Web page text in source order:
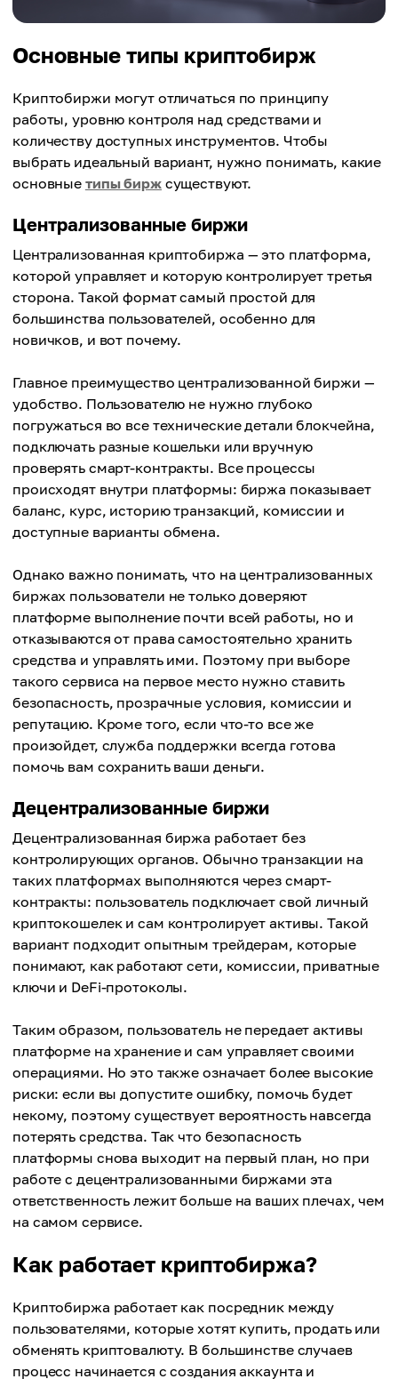
Основные типы криптобирж
Криптобиржи могут отличаться по принципу
работы, уровню контроля над средствами и
количеству доступных инструментов. Чтобы
выбрать идеальный вариант, нужно понимать, какие
основные типы биржсуществуют.
Централизованные биржи
Централизованная криптобиржа — это платформа,
которой управляет и которую контролирует третья
сторона. Такой формат самый простой для
большинства пользователей, особенно для
новичков, и вот почему.
Главное преимущество централизованной биржи —
удобство. Пользователю не нужно глубоко
погружаться во все технические детали блокчейна,
подключать разные кошельки или вручную
проверять смарт-контракты. Все процессы
происходят внутри платформы: биржа показывает
баланс, курс, историю транзакций, комиссии и
доступные варианты обмена.
Однако важно понимать, что на централизованных
биржах пользователи не только доверяют
платформе выполнение почти всей работы, но и
отказываются от права самостоятельно хранить
средства и управлять ими. Поэтому при выборе
такого сервиса на первое место нужно ставить
безопасность, прозрачные условия, комиссии и
репутацию. Кроме того, если что-то все же
произойдет, служба поддержки всегда готова
помочь вам сохранить ваши деньги.
Децентрализованные биржи
Децентрализованная биржа работает без
контролирующих органов. Обычно транзакции на
таких платформах выполняются через смарт-
контракты: пользователь подключает свой личный
криптокошелек и сам контролирует активы. Такой
вариант подходит опытным трейдерам, которые
понимают, как работают сети, комиссии, приватные
ключи и DeFi-протоколы.
Таким образом, пользователь не передает активы
платформе на хранение и сам управляет своими
операциями. Но это также означает более высокие
риски: если вы допустите ошибку, помочь будет
некому, поэтому существует вероятность навсегда
потерять средства. Так что безопасность
платформы снова выходит на первый план, но при
работе с децентрализованными биржами эта
ответственность лежит больше на ваших плечах, чем
на самом сервисе.
Как работает криптобиржа?
Криптобиржа работает как посредник между
пользователями, которые хотят купить, продать или
обменять криптовалюту. В большинстве случаев
процесс начинается с создания аккаунта и